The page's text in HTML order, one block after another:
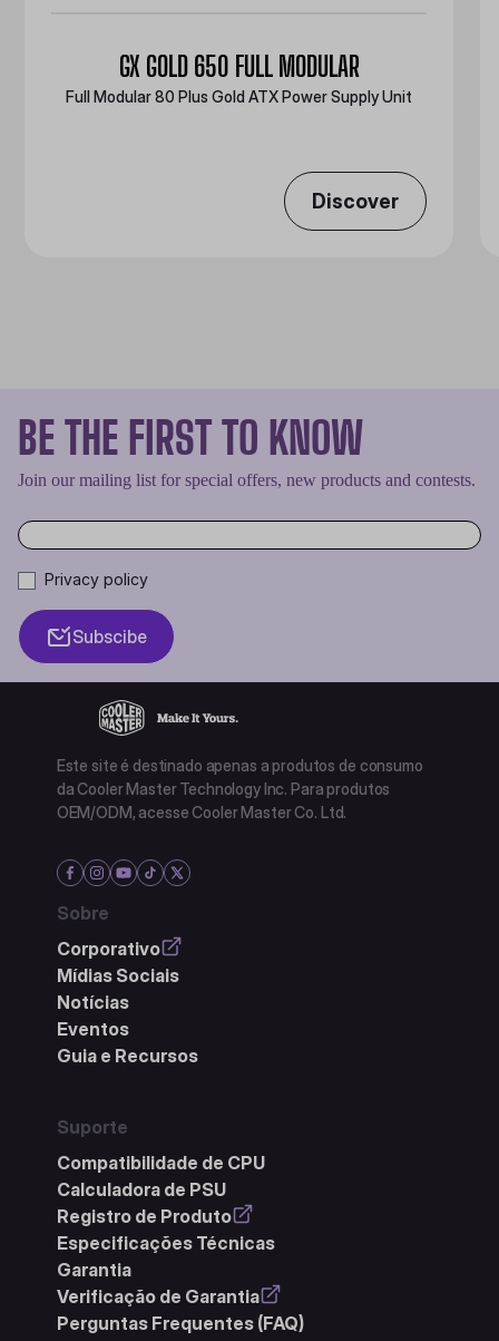
GX GOLD 650 FULL MODULAR
Full Modular 80 Plus Gold ATX Power Supply Unit
Discover
BE THE FIRST TO KNOW
Join our mailing list for special offers, new products and contests.
Privacy policy
Subscibe
Este site é destinado apenas a produtos de consumo
da Cooler Master Technology Inc. Para produtos
OEM/ODM, acesse Cooler Master Co. Ltd.
Sobre
Corporativo
Mídias Sociais
Notícias
Eventos
Guia e Recursos
Suporte
Compatibilidade de CPU
Calculadora de PSU
Registro de Produto
Especificações Técnicas
Garantia
Verificação de Garantia
Perguntas Frequentes (FAQ)